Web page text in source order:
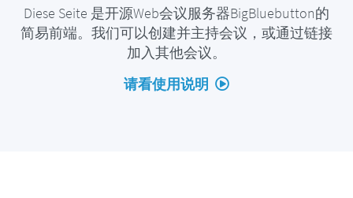
Diese Seite 是开源Web会议服务器BigBluebutton的
简易前端。我们可以创建并主持会议，或通过链接
加入其他会议。
请看使用说明